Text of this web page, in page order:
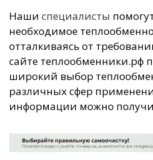
Наши специалисты
необходимое
отталкиваясь от
сайте теплообменники.рф
широкий выбор
различных сфер
информации можно